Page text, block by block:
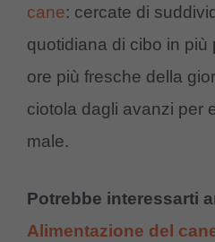
cane: cercate di
quotidiana di cibo in più
ore più fresche della
ciotola dagli avanzi per
male.
Potrebbe interessarti
Alimentazione del